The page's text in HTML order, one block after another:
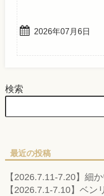
2026年07月6日
検索
最近の投稿
【2026.7.11-7.20】細
【2026.7.1-7.10】ベ